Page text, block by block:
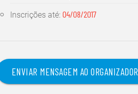
Inscrições até:04/08/2017
ENVIAR MENSAGEM AO ORGANIZADOR